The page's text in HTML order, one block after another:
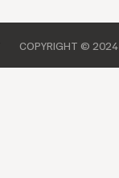
COPYRIGHT © 2024